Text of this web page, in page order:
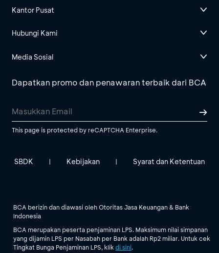
Kantor Pusat
Hubungi Kami
Media Sosial
Dapatkan promo dan penawaran terbaik dari BCA
This page is protected by reCAPTCHA Enterprise.
SBDK | Kebijakan | Syarat dan Ketentuan
BCA berizin dan diawasi oleh Otoritas Jasa Keuangan & Bank
Indonesia
BCA merupakan peserta penjaminan LPS. Maksimum nilai simpanan
yang dijamin LPS per Nasabah per Bank adalah Rp2 miliar. Untuk cek
Tingkat Bunga Penjaminan LPS, klik di sini.